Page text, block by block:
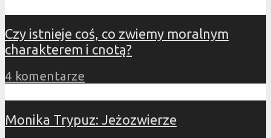
Czy istnieje coś, co zwiemy moralnym
charakterem i cnotą?
4 komentarze
Monika Trypuz: Jeżozwierze